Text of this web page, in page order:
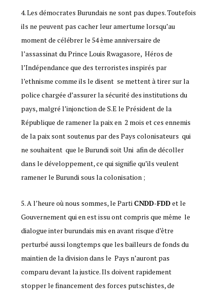
4. Les démocrates Burundais ne sont pas dupes. Toutefois
ils ne peuvent pas cacher leur amertume lorsqu’au
moment de célébrer le 54 ème anniversaire de
l’assassinat du Prince Louis Rwagasore, Héros de
l’Indépendance que des terroristes inspirés par
l’ethnisme comme ils le disent se mettent à tirer sur la
police chargée d’assurer la sécurité des institutions du
pays, malgré l’injonction de S.E le Président de la
République de ramener la paix en 2 mois et ces ennemis
de la paix sont soutenus par des Pays colonisateurs qui
ne souhaitent que le Burundi soit Uni afin de décoller
dans le développement, ce qui signifie qu’ils veulent
ramener le Burundi sous la colonisation ;
5. A l’heure où nous sommes, le Parti CNDD-FDDet le
Gouvernement qui en est issu ont compris que même le
dialogue inter burundais mis en avant risque d’être
perturbé aussi longtemps que les bailleurs de fonds du
maintien de la division dans le Pays n’auront pas
comparu devant la justice. Ils doivent rapidement
stopper le financement des forces putschistes, de